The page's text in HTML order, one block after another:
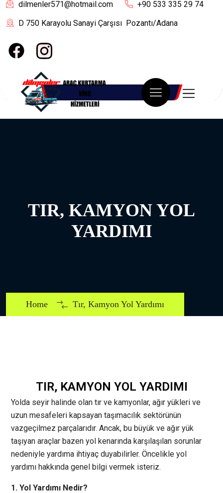
dilmenler571@hotmail.com
+90 533 335 29 74
D 750 Karayolu Sanayi Çarşısı Pozantı/Adana
TIR, KAMYON YOL
YARDIMI
Home Tır, Kamyon Yol Yardımı
TIR, KAMYON YOL YARDIMI
Yolda seyir halinde olan tır ve kamyonlar, ağır yükleri ve
uzun mesafeleri kapsayan taşımacılık sektörünün
vazgeçilmez parçalarıdır. Ancak, bu büyük ve ağır yük
taşıyan araçlar bazen yol kenarında karşılaşılan sorunlar
nedeniyle yardıma ihtiyaç duyabilirler. Öncelikle yol
yardımı hakkında genel bilgi vermek isteriz.
1. Yol Yardımı Nedir?